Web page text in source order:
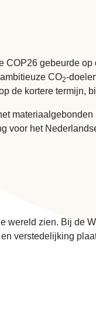
gebeurde
CO2-
de kortere termijn,
voor het
wereld zien. Bij
verstedelijking